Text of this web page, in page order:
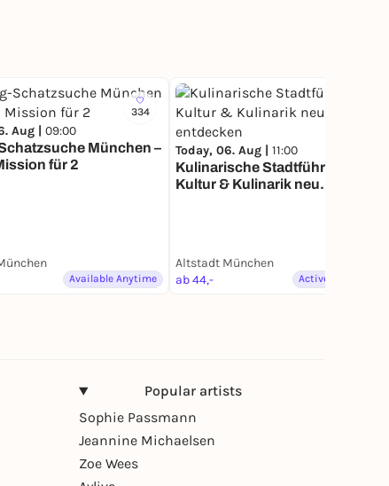
334
Aug | 09:00
München –
für 2
Available Anytime
Today, 06. Aug | 11:00
Kulinarische Stadtführung -
Kultur & Kulinarik neu
Altstadt München
ab 44,-
Active & Creative
Popular artists
Sophie Passmann
Jeannine Michaelsen
Zoe Wees